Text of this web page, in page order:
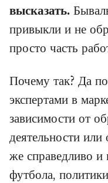
высказать.
привыкли и не
просто часть
Почему так? Да
экспертами в
зависимости от
деятельности или
же справедливо
футбола,